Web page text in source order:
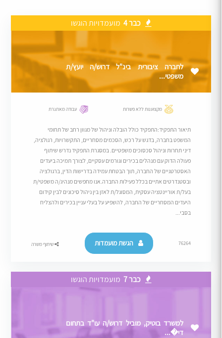
כבר 4 מועמדויות הוגשו
לחברה ציבורית בינ"ל דרוש/ה יועץ/ת
משפטי...
מקצוענות ללא פשרות עבודה מאתגרת
תיאור התפקיד:התפקיד כולל הובלה וניהול של מגוון רחב של תחומי
המשפט בחברה, בדגש על רכש, הסכמים מסחריים, התקשרויות, רגולציה,
דיני תחרות וניהול סכסוכים משפטיים. במסגרת התפקיד נדרש שיתוף
פעולה הדוק עם מנהלים בכירים וגורמים עסקיים, לצורך תמיכה ביעדים
האסטרטגיים של החברה, תוך הבטחת עמידה בדרישות הדין, ברגולציה
ובסטנדרטים אתיים בכלל פעילות החברה.אנו מחפשים מנהיג/ה משפטי/ת
בעל/ת אוריינטציה עסקית, המסוגל/ת לאזן בין ניהול סיכונים לבין קידום
היעדים המסחריים של החברה, להשפיע על בעלי עניין בכירים ולהצליח
בסבי...
76264 הגשת מועמדות שיתוף משרה
כבר 7 מועמדויות הוגשו
למשרד בוטיק, מוביל דרוש/ה עו"ד בתחום
די�...